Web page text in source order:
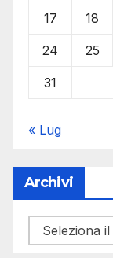
17 18
24 25
31
« Lug
Archivi
Archivi